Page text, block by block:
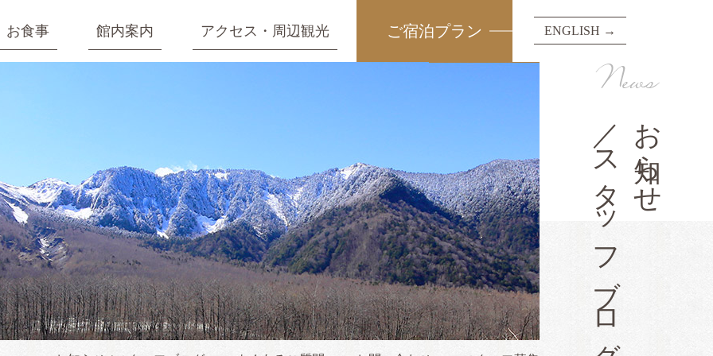
お食事 館内案内 アクセス・周辺観光 ご宿泊プラン ENGLISH →
お知らせ
／スタッフブログ
News